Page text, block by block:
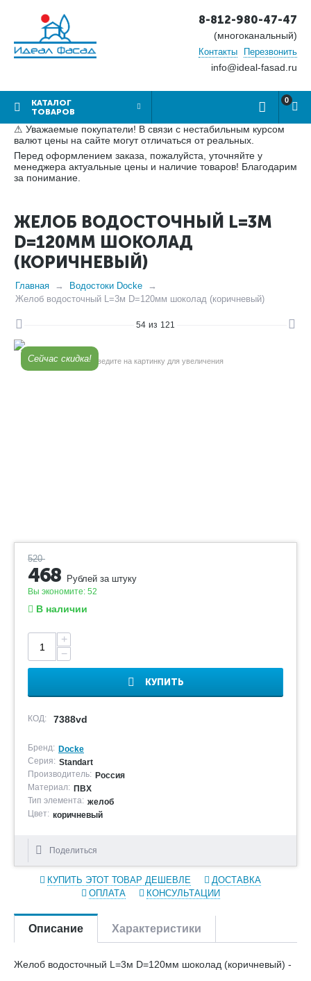
8-812-980-47-47
(многоканальный)
Контакты Перезвонить
info@ideal-fasad.ru
КАТАЛОГ
ТОВАРОВ
0
⚠ Уважаемые покупатели! В связи с нестабильным курсом
валют цены на сайте могут отличаться от реальных.
Перед оформлением заказа, пожалуйста, уточняйте у
менеджера актуальные цены и наличие товаров! Благодарим
за понимание.
ЖЕЛОБ ВОДОСТОЧНЫЙ L=3М
D=120ММ ШОКОЛАД
(КОРИЧНЕВЫЙ)
Главная
Водостоки Docke
Желоб водосточный L=3м D=120мм шоколад (коричневый)
54 из 121
Сейчас скидка!Наведите на картинку для увеличения
520
468 Рублей за штуку
Вы экономите: 52
В наличии
+
−
КУПИТЬ
КОД: 7388vd
Бренд: Docke
Серия: Standart
Производитель: Россия
Материал: ПВХ
Тип элемента: желоб
Цвет: коричневый
Поделиться
КУПИТЬ ЭТОТ ТОВАР ДЕШЕВЛЕ
ДОСТАВКА
ОПЛАТА
КОНСУЛЬТАЦИИ
Описание Характеристики
Желоб водосточный L=3м D=120мм шоколад (коричневый) -